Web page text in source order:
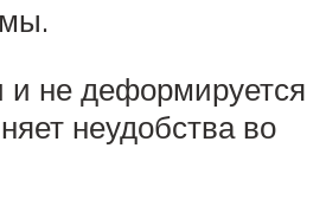
и не деформируется
неудобства во